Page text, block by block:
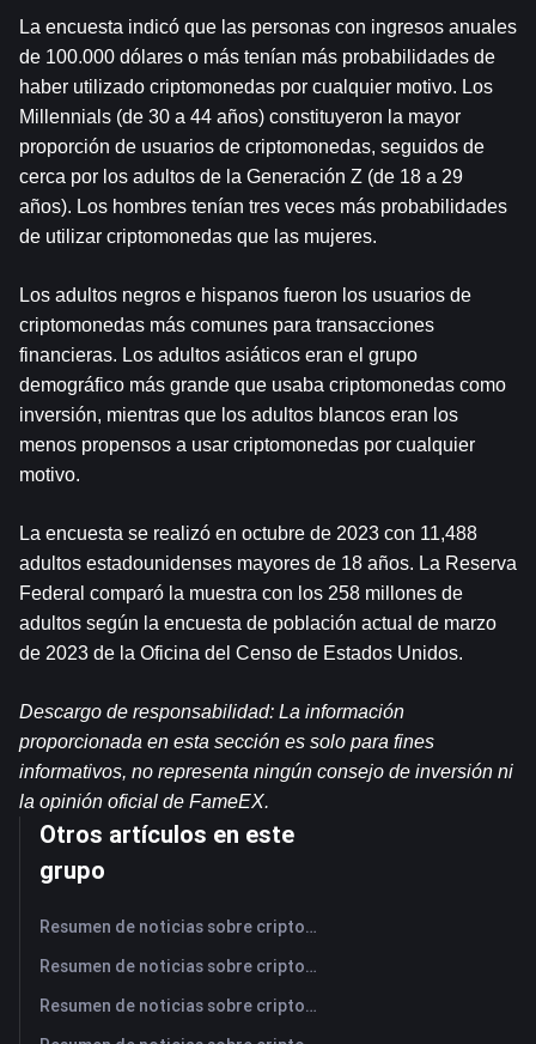
La encuesta indicó que las personas con ingresos anuales
de 100.000 dólares o más tenían más probabilidades de
haber utilizado criptomonedas por cualquier motivo. Los
Millennials (de 30 a 44 años) constituyeron la mayor
proporción de usuarios de criptomonedas, seguidos de
cerca por los adultos de la Generación Z (de 18 a 29
años). Los hombres tenían tres veces más probabilidades
de utilizar criptomonedas que las mujeres.
Los adultos negros e hispanos fueron los usuarios de
criptomonedas más comunes para transacciones
financieras. Los adultos asiáticos eran el grupo
demográfico más grande que usaba criptomonedas como
inversión, mientras que los adultos blancos eran los
menos propensos a usar criptomonedas por cualquier
motivo.
La encuesta se realizó en octubre de 2023 con 11,488
adultos estadounidenses mayores de 18 años. La Reserva
Federal comparó la muestra con los 258 millones de
adultos según la encuesta de población actual de marzo
de 2023 de la Oficina del Censo de Estados Unidos.
Descargo de responsabilidad: La información
proporcionada en esta sección es solo para fines
informativos, no representa ningún consejo de inversión ni
la opinión oficial de FameEX.
Otros artículos en este
grupo
Resumen de noticias sobre criptomonedas de FameEX de hoy | 7 de agosto de 2026
Resumen de noticias sobre criptomonedas de FameEX de hoy | 6 de agosto de 2026
Resumen de noticias sobre criptomonedas de FameEX de hoy | 5 de agosto de 2026